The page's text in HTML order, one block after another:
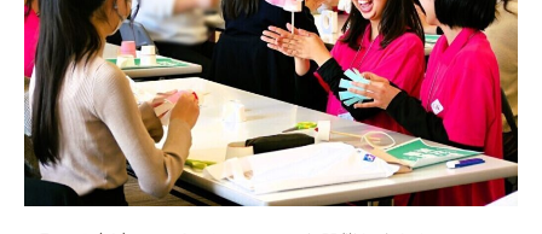
企業・園・施設の方へ